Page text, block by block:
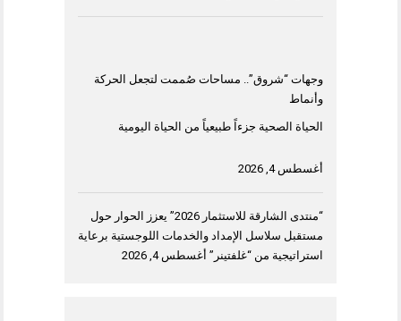
وجهات “شروق”.. مساحات صُممت لتجعل الحركة
وأنماط
الحياة الصحية جزءاً طبيعياً من الحياة اليومية
أغسطس 4, 2026
“منتدى الشارقة للاستثمار 2026” يعزز الحوار حول
مستقبل سلاسل الإمداد والخدمات اللوجستية برعاية
استراتيجية من “غلفتينر” أغسطس 4, 2026